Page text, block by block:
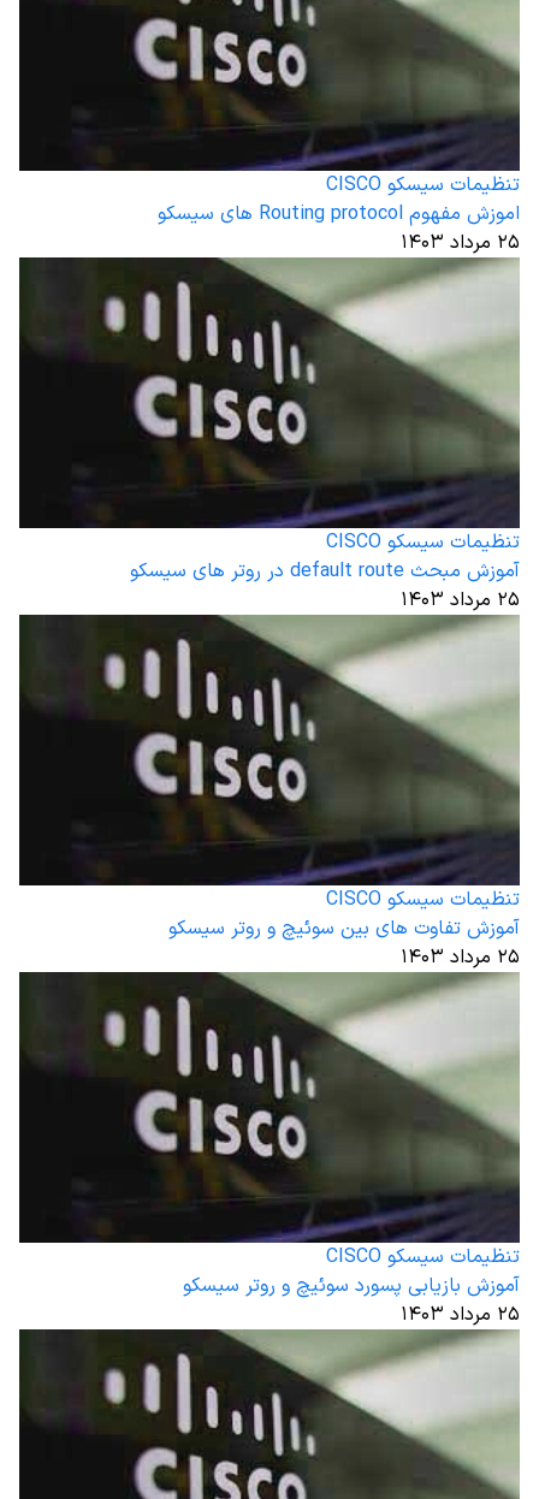
تنظیمات سیسکو CISCO
اموزش مفهوم Routing protocol های سیسکو
۲۵ مرداد ۱۴۰۳
تنظیمات سیسکو CISCO
آموزش مبحث default route در روتر های سیسکو
۲۵ مرداد ۱۴۰۳
تنظیمات سیسکو CISCO
آموزش تفاوت های بین سوئیچ و روتر سیسکو
۲۵ مرداد ۱۴۰۳
تنظیمات سیسکو CISCO
آموزش بازیابی پسورد سوئیچ و روتر سیسکو
۲۵ مرداد ۱۴۰۳